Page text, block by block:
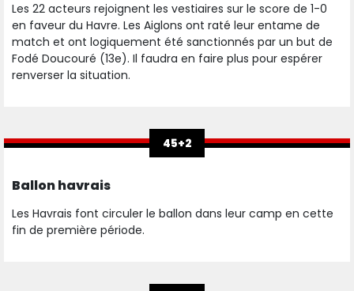
Les 22 acteurs rejoignent les vestiaires sur le score de 1-0
en faveur du Havre. Les Aiglons ont raté leur entame de
match et ont logiquement été sanctionnés par un but de
Fodé Doucouré (13e). Il faudra en faire plus pour espérer
renverser la situation.
45+2
Ballon havrais
Les Havrais font circuler le ballon dans leur camp en cette
fin de première période.